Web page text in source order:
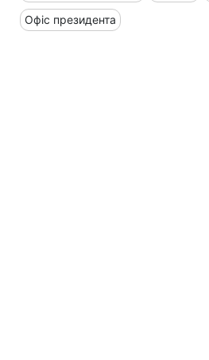
Офіс президента